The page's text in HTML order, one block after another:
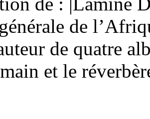
de
de quatre
et le